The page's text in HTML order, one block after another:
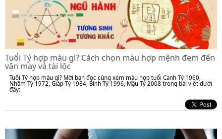
Tuổi Tý hợp màu gì? Cách chọn màu hợp mệnh đem đến
vận may và tài lộc
Tuổi Tý hợp màu gì? Mời bạn đọc cùng xem màu hợp tuổi Canh Tý 1960,
Nhâm Tý 1972, Giáp Tý 1984, Bính Tý 1996, Mậu Tý 2008 trong bài viết dưới
đây: